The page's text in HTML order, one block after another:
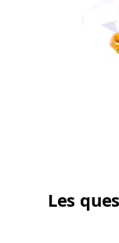
Les